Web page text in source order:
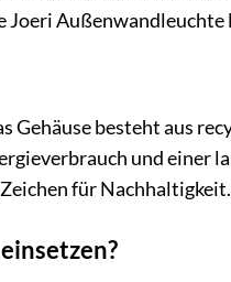
Außenwandleuchte
besteht aus
und einer
für Nachhaltigkeit.